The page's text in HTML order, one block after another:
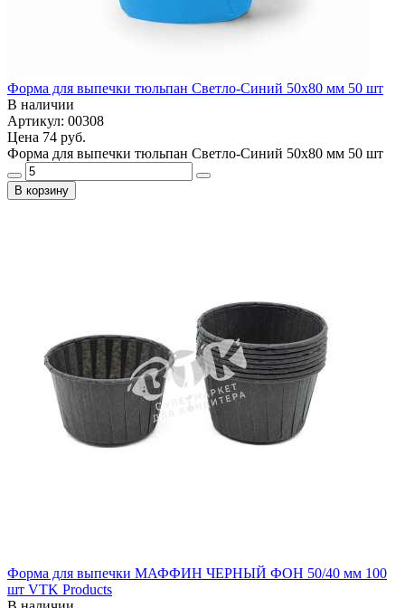
Форма для выпечки тюльпан Светло-Синий 50x80 мм 50 шт
В наличии
Артикул: 00308
Цена 74 руб.
Форма для выпечки тюльпан Светло-Синий 50x80 мм 50 шт
В корзину
Форма для выпечки МАФФИН ЧЕРНЫЙ ФОН 50/40 мм 100
шт VTK Products